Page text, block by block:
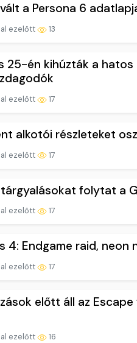
a Persona 6
ezelőtt 13
25-én kihúzták a
ezelőtt 17
alkotói részleteket
ezelőtt 17
folytat a
ezelőtt 17
4: Endgame raid,
ezelőtt 17
előtt áll az Escape
ezelőtt 16